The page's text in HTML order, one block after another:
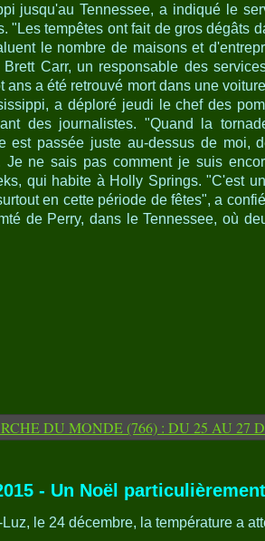
jusqu'au Tennessee, a indiqué le
"Les tempêtes ont fait de gros dégâts
le nombre de maisons et
Carr, un responsable des
ans a été retrouvé mort dans une
a déploré jeudi le chef des
des journalistes. "Quand la
est passée juste au-dessus de moi,
Je ne sais pas comment je suis
qui habite à Holly Springs. "C'est
en cette période de fêtes", a
de Perry, dans le Tennessee, où
- Un Noël
le 24 décembre, la température a